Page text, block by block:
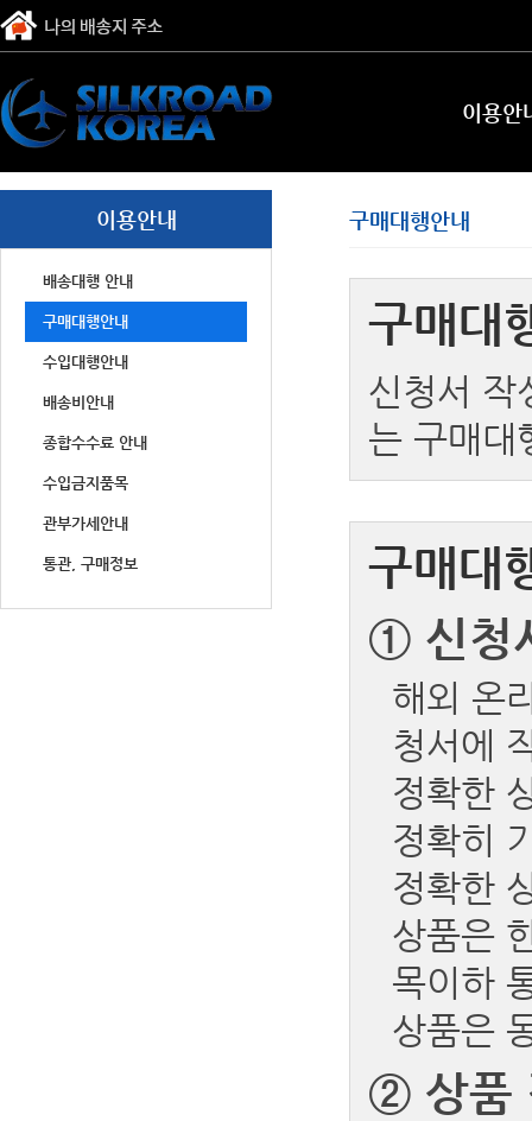
이용안
이용안내
배송대행 안내
구매대행안내
수입대행안내
배송비안내
종합수수료 안내
수입금지품목
관부가세안내
통관, 구매정보
구매대행안내
구매대
신청서 작
는 구매대
구매대
① 신청
해외 온
청서에
정확한
정확히
정확한
상품은
목이하
상품은
② 상품